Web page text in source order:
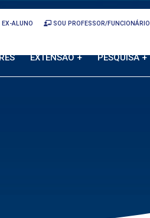
EX-ALUNO SOU PROFESSOR/FUNCIONÁRIO
EXTENSÃO + PESQUISA +